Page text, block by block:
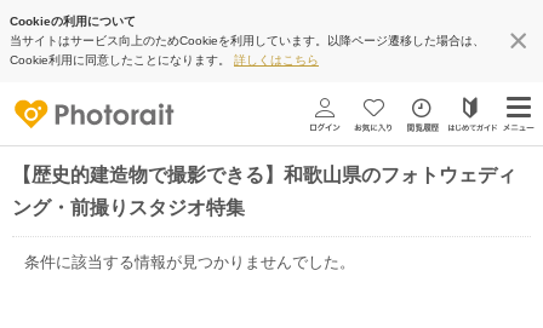
Cookieの利用について
当サイトはサービス向上のためCookieを利用しています。以降ページ遷移した場合は、
Cookie利用に同意したことになります。 詳しくはこちら
【歴史的建造物で撮影できる】和歌山県のフォトウェディ
ング・前撮りスタジオ特集
条件に該当する情報が見つかりませんでした。